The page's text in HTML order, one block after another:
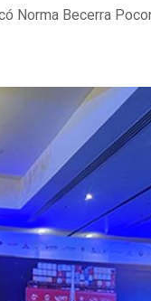
Norma Becerra